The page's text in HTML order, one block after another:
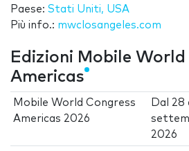
Paese: Stati Uniti, USA
Più info.: mwclosangeles.com
Edizioni Mobile World
Americas
Mobile World Congress
Americas 2026
Dal 28
2026